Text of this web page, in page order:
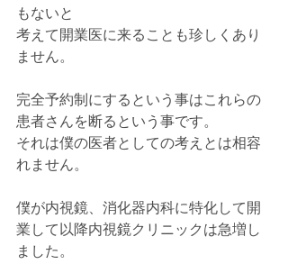
もないと
考えて開業医に来ることも珍しくあり
ません。
完全予約制にするという事はこれらの
患者さんを断るという事です。
それは僕の医者としての考えとは相容
れません。
僕が内視鏡、消化器内科に特化して開
業して以降内視鏡クリニックは急増し
ました。